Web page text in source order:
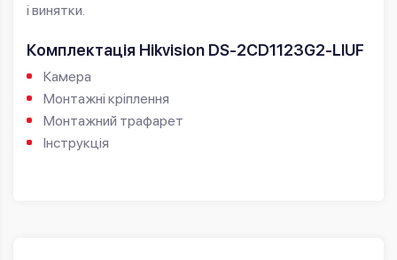
і винятки.
Комплектація Hikvision DS-2CD1123G2-LIUF
Камера
Монтажні кріплення
Монтажний трафарет
Інструкція